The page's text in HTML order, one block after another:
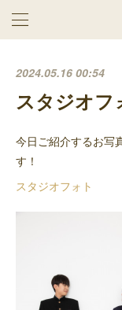
2024.05.16 00:54
スタジオフ
今日ご紹介するお写
す！
スタジオフォト